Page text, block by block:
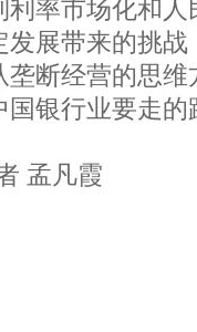
率市场化和人
展带来的挑战
断经营的思维
银行业要走的
孟凡霞